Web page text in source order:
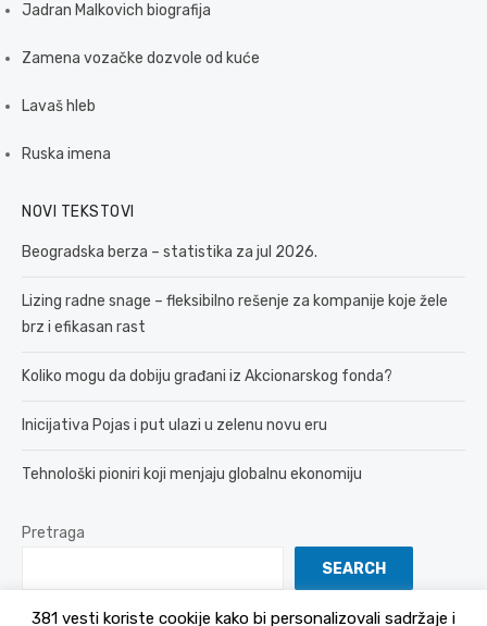
Jadran Malkovich biografija
Zamena vozačke dozvole od kuće
Lavaš hleb
Ruska imena
NOVI TEKSTOVI
Beogradska berza – statistika za jul 2026.
Lizing radne snage – fleksibilno rešenje za kompanije koje žele
brz i efikasan rast
Koliko mogu da dobiju građani iz Akcionarskog fonda?
Inicijativa Pojas i put ulazi u zelenu novu eru
Tehnološki pioniri koji menjaju globalnu ekonomiju
Pretraga
SEARCH
381 vesti koriste cookije kako bi personalizovali sadržaje i